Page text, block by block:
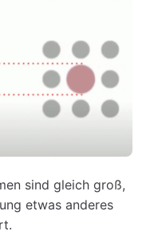
sind gleich groß,
etwas anderes